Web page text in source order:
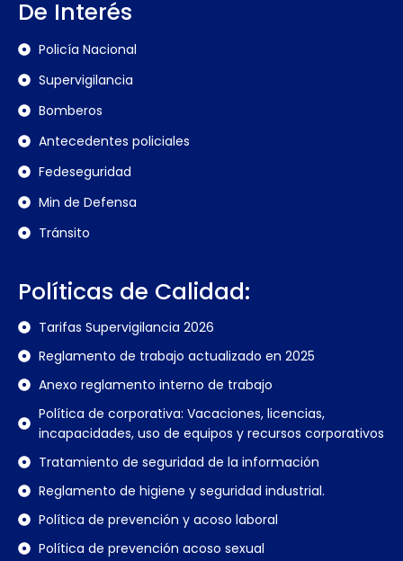
De Interés
Policía Nacional
Supervigilancia
Bomberos
Antecedentes policiales
Fedeseguridad
Min de Defensa
Tránsito
Políticas de Calidad:
Tarifas Supervigilancia 2026
Reglamento de trabajo actualizado en 2025
Anexo reglamento interno de trabajo
Política de corporativa: Vacaciones, licencias,
incapacidades, uso de equipos y recursos corporativos
Tratamiento de seguridad de la información
Reglamento de higiene y seguridad industrial.
Política de prevención y acoso laboral
Política de prevención acoso sexual